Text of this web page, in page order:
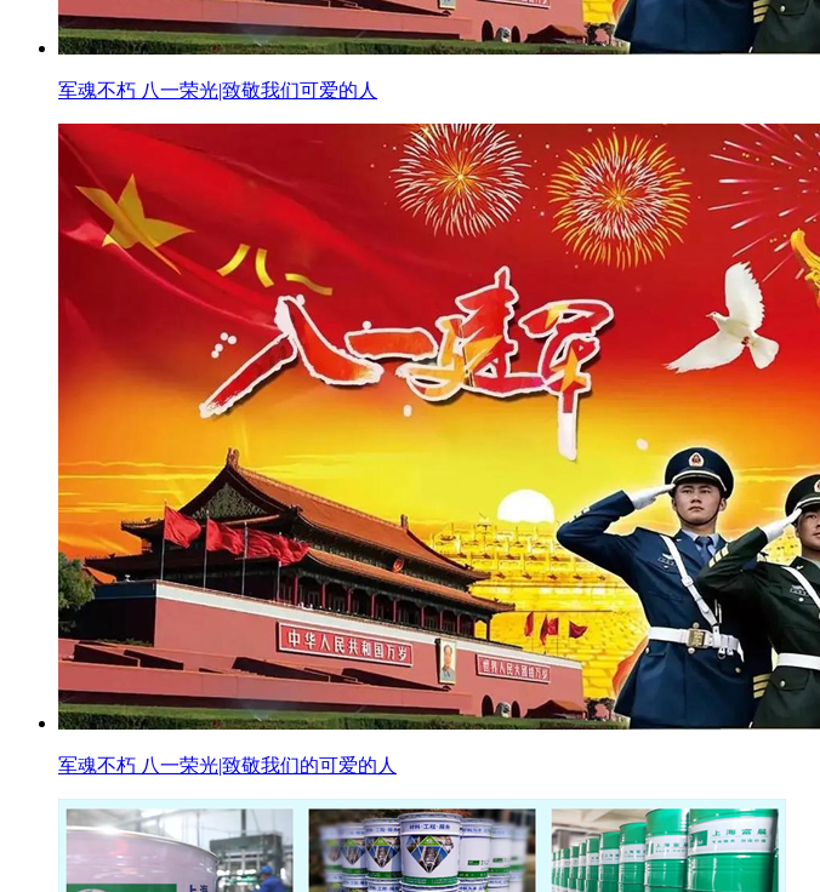
军魂不朽 八一荣光|致敬我们可爱的人
军魂不朽 八一荣光|致敬我们的可爱的人